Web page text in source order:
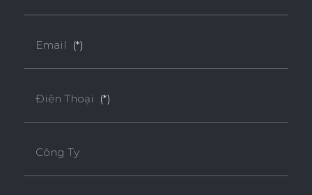
Email (*)
Điện Thoại (*)
Công Ty